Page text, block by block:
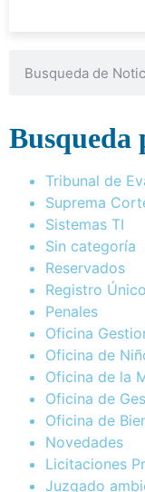
Busqueda
Tribunal de
Suprema
Sistemas TI
Sin categoría
Reservados
Registro
Penales
Oficina
Oficina de
Oficina de la
Oficina de
Oficina de
Novedades
Licitaciones
Juzgado